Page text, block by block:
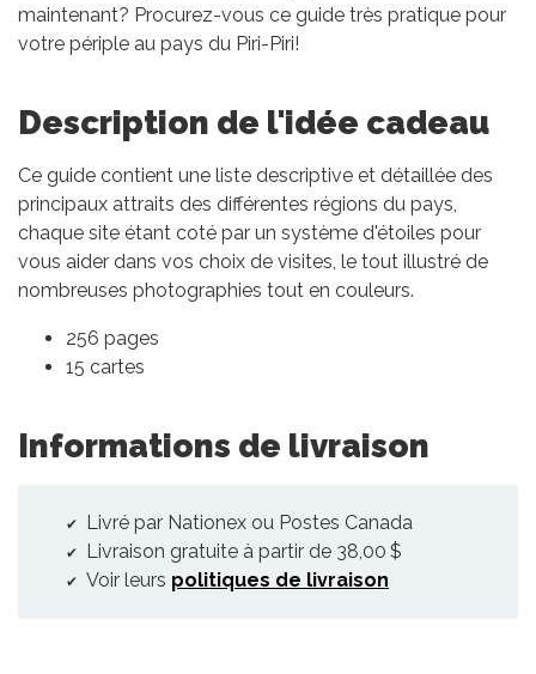
maintenant? Procurez-vous ce guide très pratique pour
votre périple au pays du Piri-Piri!
Description de l'idée cadeau
Ce guide contient une liste descriptive et détaillée des
principaux attraits des différentes régions du pays,
chaque site étant coté par un système d'étoiles pour
vous aider dans vos choix de visites, le tout illustré de
nombreuses photographies tout en couleurs.
256 pages
15 cartes
Informations de livraison
Livré par Nationex ou Postes Canada
Livraison gratuite à partir de 38,00 $
Voir leurs politiques de livraison